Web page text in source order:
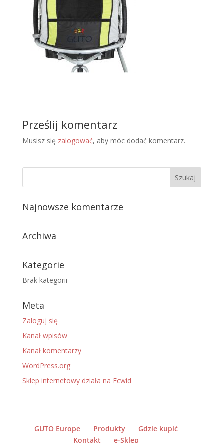
Prześlij komentarz
Musisz się zalogować, aby móc dodać komentarz.
Najnowsze komentarze
Archiwa
Kategorie
Brak kategorii
Meta
Zaloguj się
Kanał wpisów
Kanał komentarzy
WordPress.org
Sklep internetowy działa na Ecwid
GUTO Europe Produkty
Gdzie kupić
Kontakt
e-Sklep